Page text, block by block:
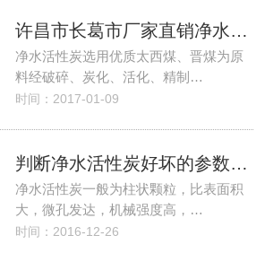
许昌市长葛市厂家直销净水活性炭
净水活性炭选用优质太西煤、晋煤为原
料经破碎、炭化、活化、精制…
时间：2017-01-09
判断净水活性炭好坏的参数有哪些？
净水活性炭一般为柱状颗粒，比表面积
大，微孔发达，机械强度高，…
时间：2016-12-26